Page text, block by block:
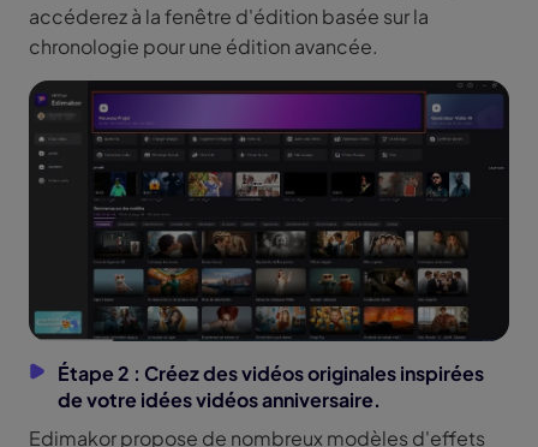
accéderez à la fenêtre d'édition basée sur la
chronologie pour une édition avancée.
Étape 2 : Créez des vidéos originales inspirées
de votre idées vidéos anniversaire.
Edimakor propose de nombreux modèles d'effets